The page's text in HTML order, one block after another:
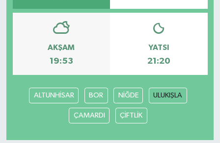
AKŞAM
19:53
YATSI
21:20
ALTUNHİSAR BOR NİĞDE ULUKIŞLA
ÇAMARDI ÇİFTLİK